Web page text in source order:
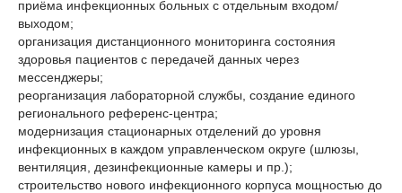
приёма инфекционных больных с отдельным входом/
выходом;
организация дистанционного мониторинга состояния
здоровья пациентов с передачей данных через
мессенджеры;
реорганизация лабораторной службы, создание единого
регионального референс-центра;
модернизация стационарных отделений до уровня
инфекционных в каждом управленческом округе (шлюзы,
вентиляция, дезинфекционные камеры и пр.);
строительство нового инфекционного корпуса мощностью до